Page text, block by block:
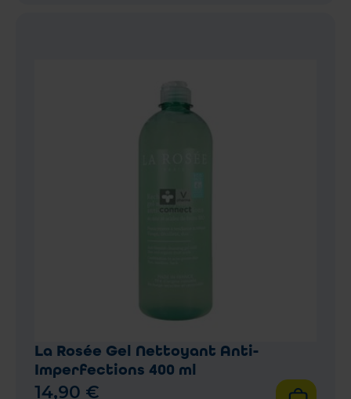
La Rosée Gel Nettoyant Anti-
Imperfections 400 ml
14,90 €